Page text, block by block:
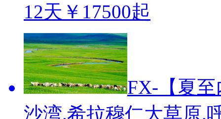
12天 ￥17500起
FX-【夏
沙湾.希拉穆仁大草原.